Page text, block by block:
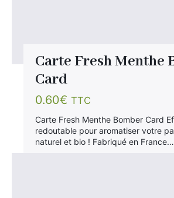
Carte Fresh Menthe
Card
0.60€ TTC
Carte Fresh Menthe Bomber Card
redoutable pour aromatiser votre
naturel et bio ! Fabriqué en France…